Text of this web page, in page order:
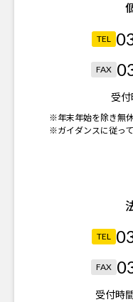
TEL
FAX
受付
※年末年始を除き無
※ガイダンスに従っ
TEL
FAX
受付時